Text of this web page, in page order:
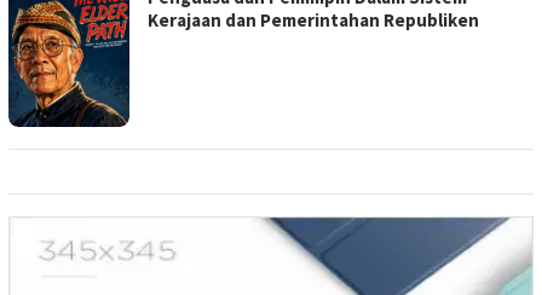
Kerajaan dan Pemerintahan Republiken